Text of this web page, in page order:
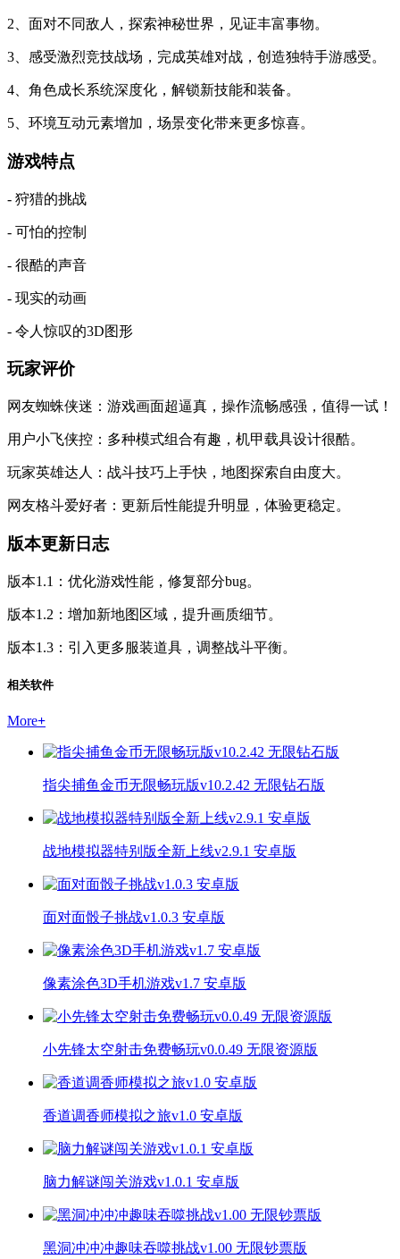
2、面对不同敌人，探索神秘世界，见证丰富事物。
3、感受激烈竞技战场，完成英雄对战，创造独特手游感受。
4、角色成长系统深度化，解锁新技能和装备。
5、环境互动元素增加，场景变化带来更多惊喜。
游戏特点
- 狩猎的挑战
- 可怕的控制
- 很酷的声音
- 现实的动画
- 令人惊叹的3D图形
玩家评价
网友蜘蛛侠迷：游戏画面超逼真，操作流畅感强，值得一试！
用户小飞侠控：多种模式组合有趣，机甲载具设计很酷。
玩家英雄达人：战斗技巧上手快，地图探索自由度大。
网友格斗爱好者：更新后性能提升明显，体验更稳定。
版本更新日志
版本1.1：优化游戏性能，修复部分bug。
版本1.2：增加新地图区域，提升画质细节。
版本1.3：引入更多服装道具，调整战斗平衡。
相关软件
More+
指尖捕鱼金币无限畅玩版v10.2.42 无限钻石版
战地模拟器特别版全新上线v2.9.1 安卓版
面对面骰子挑战v1.0.3 安卓版
像素涂色3D手机游戏v1.7 安卓版
小先锋太空射击免费畅玩v0.0.49 无限资源版
香道调香师模拟之旅v1.0 安卓版
脑力解谜闯关游戏v1.0.1 安卓版
黑洞冲冲冲趣味吞噬挑战v1.00 无限钞票版